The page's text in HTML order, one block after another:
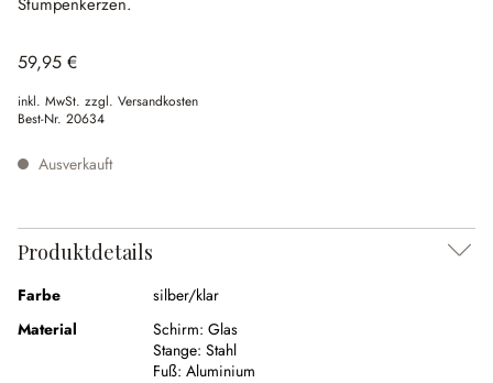
59,95 €
inkl. MwSt. zzgl. Versandkosten
Best-Nr. 20634
Ausverkauft
Produktdetails
Farbe
silber/klar
Material
Schirm: Glas
Stange: Stahl
Fuß: Aluminium